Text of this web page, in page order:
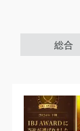
総合